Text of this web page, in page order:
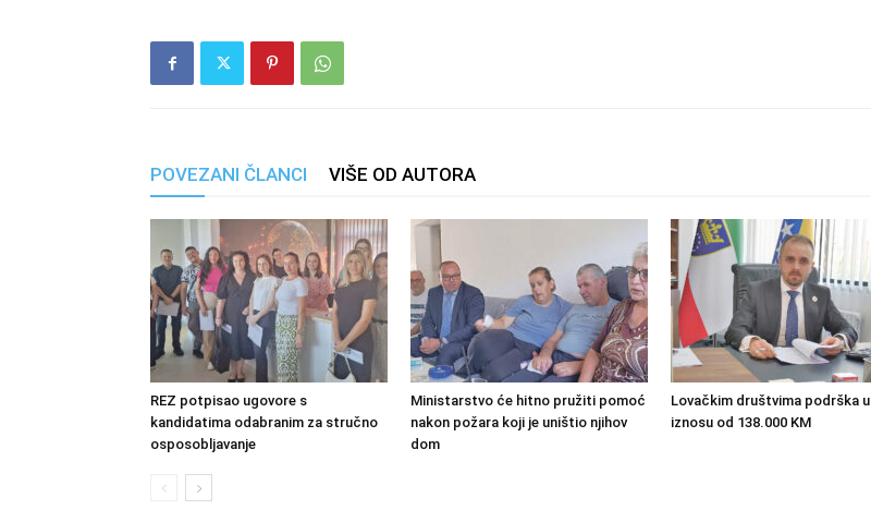
POVEZANI ČLANCI VIŠE OD AUTORA
REZ potpisao ugovore s
kandidatima odabranim za stručno
osposobljavanje
Ministarstvo će hitno pružiti pomoć
nakon požara koji je uništio njihov
dom
Lovačkim društvima podrška u
iznosu od 138.000 KM